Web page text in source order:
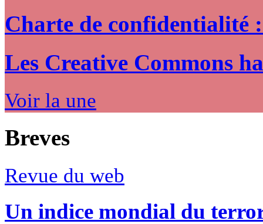
Charte de confidentialité
Les Creative Commons
Voir la une
Breves
Revue du web
Un indice mondial du